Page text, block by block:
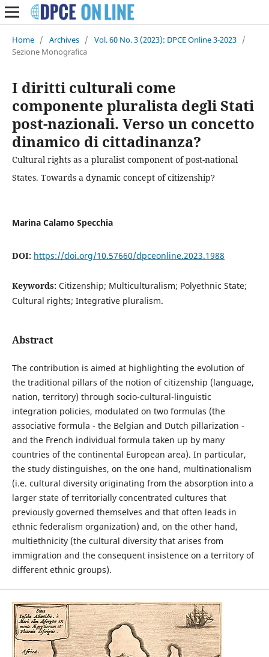
Home / Archives / Vol. 60 No. 3 (2023): DPCE Online 3-2023 /
Sezione Monografica
I diritti culturali come
componente pluralista degli Stati
post-nazionali. Verso un concetto
dinamico di cittadinanza?
Cultural rights as a pluralist component of post-national
States. Towards a dynamic concept of citizenship?
Marina Calamo Specchia
DOI: https://doi.org/10.57660/dpceonline.2023.1988
Keywords: Citizenship; Multiculturalism; Polyethnic State;
Cultural rights; Integrative pluralism.
Abstract
The contribution is aimed at highlighting the evolution of
the traditional pillars of the notion of citizenship (language,
nation, territory) through socio-cultural-linguistic
integration policies, modulated on two formulas (the
associative formula - the Belgian and Dutch pillarization -
and the French individual formula taken up by many
countries of the continental European area). In particular,
the study distinguishes, on the one hand, multinationalism
(i.e. cultural diversity originating from the absorption into a
larger state of territorially concentrated cultures that
previously governed themselves and that often leads in
ethnic federalism organization) and, on the other hand,
multiethnicity (the cultural diversity that arises from
immigration and the consequent insistence on a territory of
different ethnic groups).